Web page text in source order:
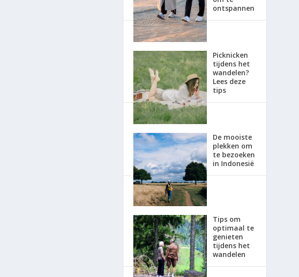
ontspannen
Picknicken
tijdens het
wandelen?
Lees deze
tips
De mooiste
plekken om
te bezoeken
in Indonesië
Tips om
optimaal te
genieten
tijdens het
wandelen